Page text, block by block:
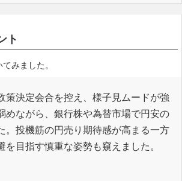
ト
みました。
策決定会合を控え、様子見ムードが強
めながら、銀行株や為替市場で円安の
。投機筋の円売り期待感が高まる一方
を目指す慎重な姿勢も窺えました。